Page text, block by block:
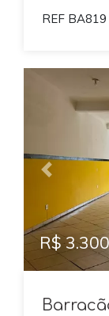
REF BA819
Previous
R$